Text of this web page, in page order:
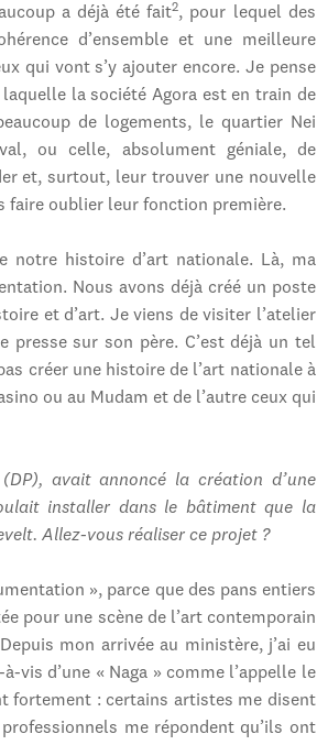
a déjà été fait2, pour lequel des
d’ensemble et une meilleure
qui vont s’y ajouter encore. Je pense
la société Agora est en train de
de logements, le quartier Nei
ou celle, absolument géniale, de
et, surtout, leur trouver une nouvelle
faire oublier leur fonction première.
notre histoire d’art nationale. Là, ma
Nous avons déjà créé un poste
et d’art. Je viens de visiter l’atelier
presse sur son père. C’est déjà un tel
créer une histoire de l’art nationale à
ou au Mudam et de l’autre ceux qui
avait annoncé la création d’une
installer dans le bâtiment que la
Allez-vous réaliser ce projet ?
», parce que des pans entiers
pour une scène de l’art contemporain
mon arrivée au ministère, j’ai eu
vis d’une « Naga » comme l’appelle le
fortement : certains artistes me disent
me répondent qu’ils ont